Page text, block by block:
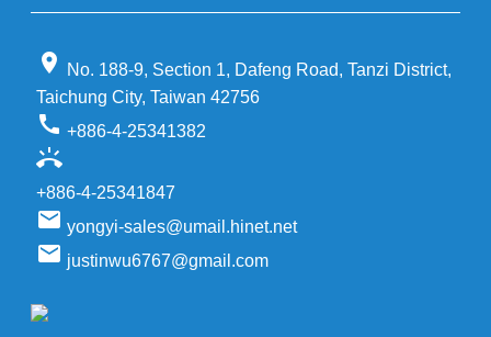
location_on
No. 188-9, Section 1, Dafeng Road, Tanzi District,
Taichung City, Taiwan 42756
call +886-4-25341382
ring_volume
+886-4-25341847
email yongyi-sales@umail.hinet.net
email justinwu6767@gmail.com